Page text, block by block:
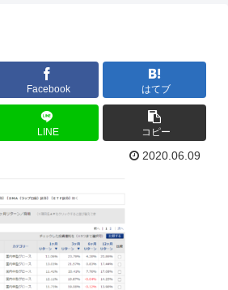
Facebook はてブ
LINE コピー
2020.06.09